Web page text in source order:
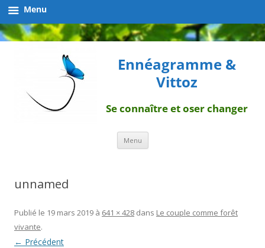
Ennéagramme &
Vittoz
Se connaître et oser changer
Menu Aller
contenu
unnamed
Publié le 19 mars 2019 à 641 × 428 dans Le couple comme forêt
vivante.
← Précédent
Menu